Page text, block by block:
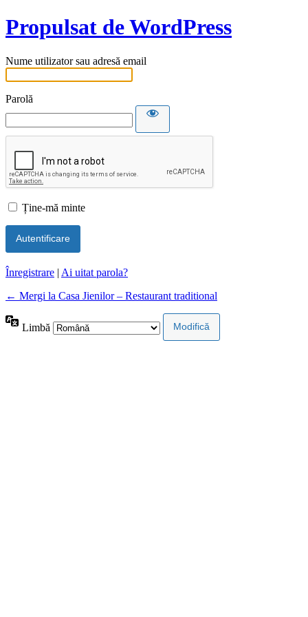
Propulsat de WordPress
Nume utilizator sau adresă email
Parolă
Ține-mă minte
Înregistrare | Ai uitat parola?
← Mergi la Casa Jienilor – Restaurant traditional
Limbă